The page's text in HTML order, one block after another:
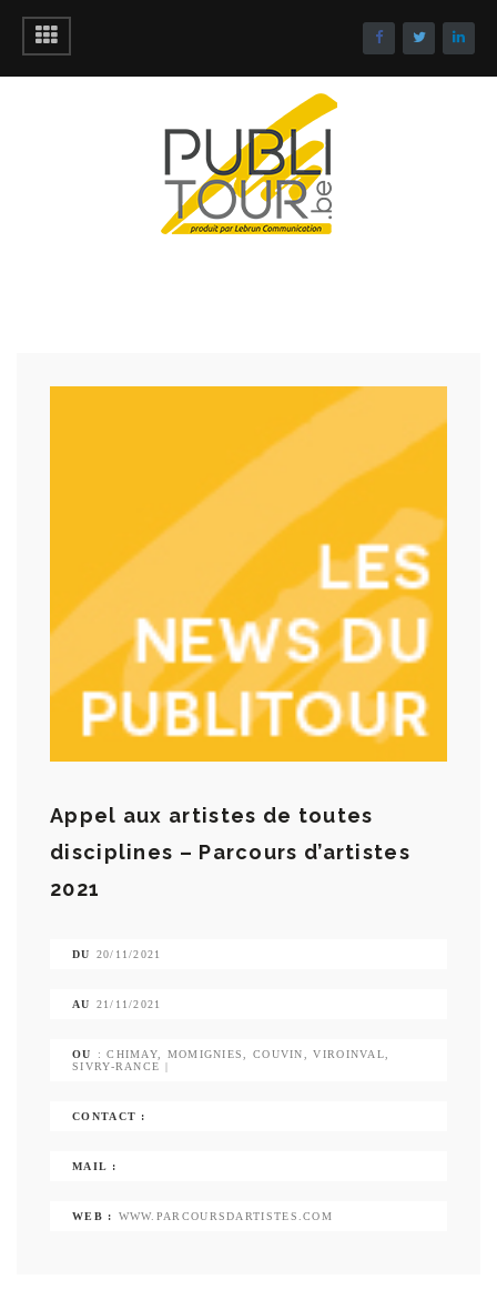
Appel aux artistes de toutes
disciplines – Parcours d’artistes
2021
DU 20/11/2021
AU 21/11/2021
OU
: CHIMAY, MOMIGNIES, COUVIN, VIROINVAL,
SIVRY-RANCE |
CONTACT :
MAIL :
WEB : WWW.PARCOURSDARTISTES.COM